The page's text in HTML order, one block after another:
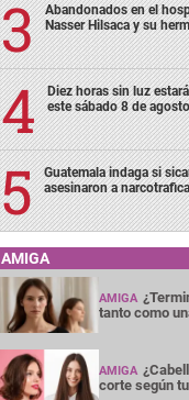
Abandonados en el
Nasser Hilsaca y su
Diez horas sin luz
este sábado 8 de agosto
Guatemala indaga si
asesinaron a
AMIGA
AMIGA
tanto como
AMIGA
corte según